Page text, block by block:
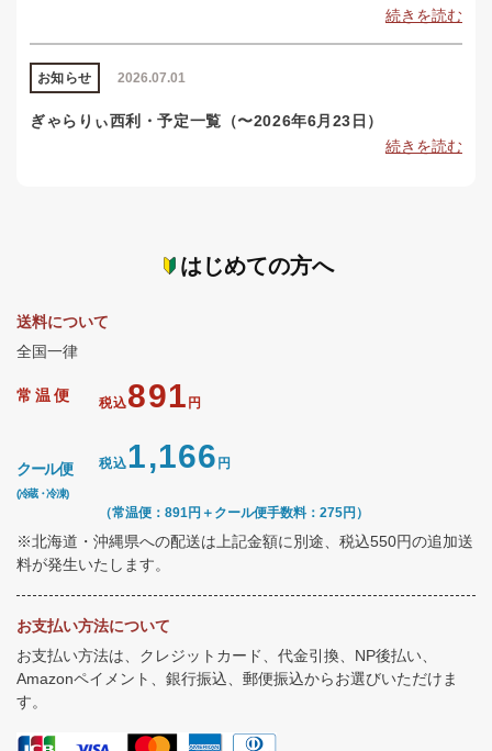
続きを読む
2026.07.01
お知らせ
ぎゃらりぃ西利・予定一覧（〜2026年6月23日）
続きを読む
はじめての方へ
送料について
全国一律
常温便 税込891 円
クール便
(冷蔵・冷凍)
税込1,166 円
（常温便：891円＋クール便手数料：275円）
※北海道・沖縄県への配送は上記金額に別途、税込550円の追加送
料が発生いたします。
お支払い方法について
お支払い方法は、クレジットカード、代金引換、NP後払い、
Amazonペイメント、銀行振込、郵便振込からお選びいただけま
す。